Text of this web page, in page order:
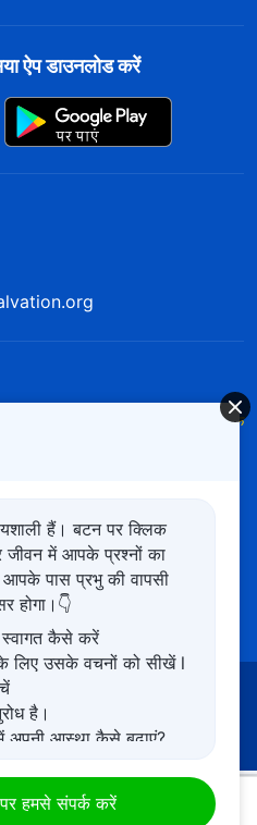
ऐप डाउनलोड करें
आप इसमें प्रवेश करना चाहते हैं?
और अधिक
की कलीसिया।
हैं। बटन पर क्लिक
में आपके प्रश्नों का
पास प्रभु की वापसी
होगा।👇
स्वागत कैसे करें
लिए उसके वचनों को सीखें l
है।
अपनी आस्था कैसे बढ़ाएं?
हमसे संपर्क करेंपरमेश्वर के दैनिक वचन : परमेश्वर को जानना | अंश 36